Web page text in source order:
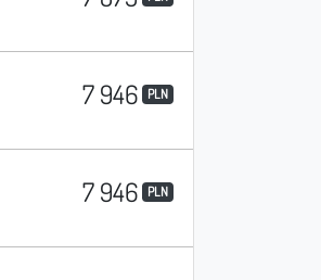
7 946 PLN
7 946 PLN